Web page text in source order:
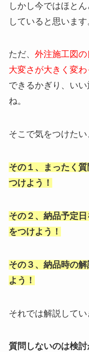
しかし今ではほと
していると思います
ただ、 外注施工図
大変さが大きく変わ
できるかぎり、い
ね。
そこで気をつけたい
その１、まったく
つけよう！
その２、納品予定
をつけよう！
その３、納品時の
よう！
それでは解説してい
質問しないのは検討